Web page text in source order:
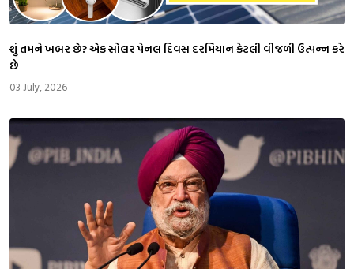
શું તમને ખબર છે? એક સોલર પેનલ દિવસ દરમિયાન કેટલી વીજળી ઉત્પન્ન કરે
છે
03 July, 2026